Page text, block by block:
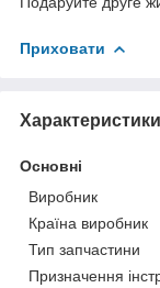
Приховати
Характеристики
Основні
Виробник
Країна виробник
Тип запчастини
Призначення